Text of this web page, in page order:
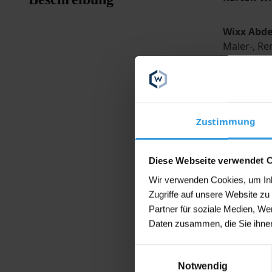
Zustimmung
Diese Webseite verwendet
Wir verwenden Cookies, um
Zugriffe auf unsere Website
Partner für soziale Medien,
Daten zusammen, die Sie
Notwendig
Wixx
Maler-,
Dank
für den
Erhältlich
55 cm × 33
140 cm × 20